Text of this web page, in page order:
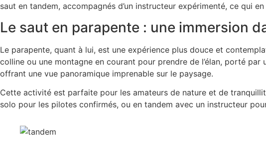
saut en tandem, accompagnés d’un instructeur expérimenté, ce qui
Le saut en parapente : une immersion
Le parapente, quant à lui, est une expérience plus douce et
colline ou une montagne en courant pour prendre de l’élan, porté
offrant une vue panoramique imprenable sur le paysage.
Cette activité est parfaite pour les amateurs de nature et de
solo pour les pilotes confirmés, ou en tandem avec un instructeur